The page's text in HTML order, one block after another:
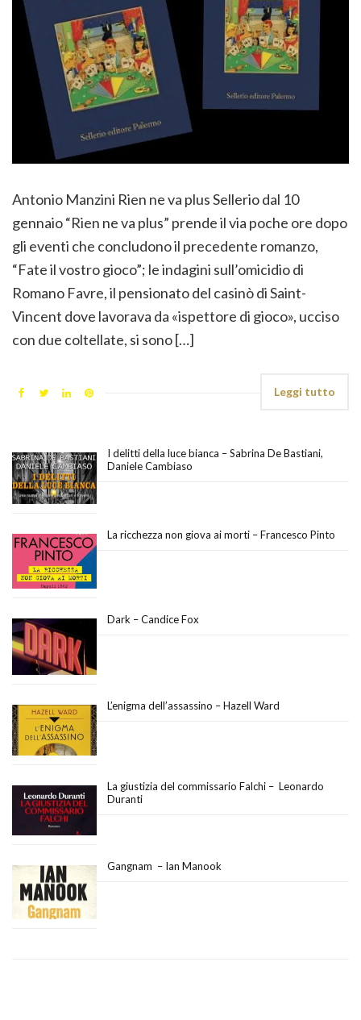
Antonio Manzini Rien ne va plus Sellerio dal 10
gennaio “Rien ne va plus” prende il via poche ore dopo
gli eventi che concludono il precedente romanzo,
“Fate il vostro gioco”; le indagini sull’omicidio di
Romano Favre, il pensionato del casinò di Saint-
Vincent dove lavorava da «ispettore di gioco», ucciso
con due coltellate, si sono […]
Leggi tutto
I delitti della luce bianca – Sabrina De Bastiani,
Daniele Cambiaso
La ricchezza non giova ai morti – Francesco Pinto
Dark – Candice Fox
L’enigma dell’assassino – Hazell Ward
La giustizia del commissario Falchi – Leonardo
Duranti
Gangnam – Ian Manook